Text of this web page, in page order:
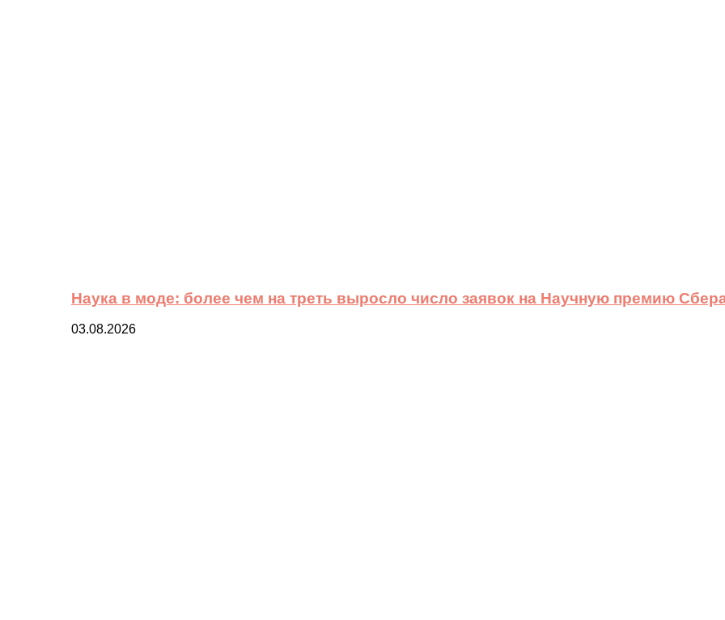
Наука в моде: более чем на треть выросло число заявок на Научную премию
03.08.2026